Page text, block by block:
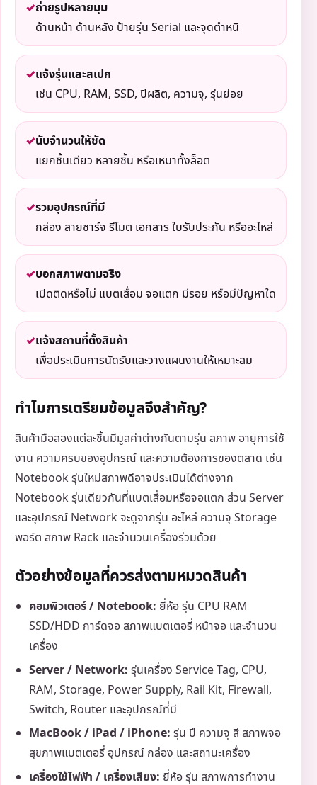
✓ถ่ายรูปหลายมุม
ด้านหน้า ด้านหลัง ป้ายรุ่น Serial และจุดตำหนิ
✓แจ้งรุ่นและสเปก
เช่น CPU, RAM, SSD, ปีผลิต, ความจุ, รุ่นย่อย
✓นับจำนวนให้ชัด
แยกชิ้นเดียว หลายชิ้น หรือเหมาทั้งล็อต
✓รวมอุปกรณ์ที่มี
กล่อง สายชาร์จ รีโมต เอกสาร ใบรับประกัน หรืออะไหล่
✓บอกสภาพตามจริง
เปิดติดหรือไม่ แบตเสื่อม จอแตก มีรอย หรือมีปัญหาใด
✓แจ้งสถานที่ตั้งสินค้า
เพื่อประเมินการนัดรับและวางแผนงานให้เหมาะสม
ทำไมการเตรียมข้อมูลจึงสำคัญ?
สินค้ามือสองแต่ละชิ้นมีมูลค่าต่างกันตามรุ่น สภาพ อายุการใช้
งาน ความครบของอุปกรณ์ และความต้องการของตลาด เช่น
Notebook รุ่นใหม่สภาพดีอาจประเมินได้ต่างจาก
Notebook รุ่นเดียวกันที่แบตเสื่อมหรือจอแตก ส่วน Server
และอุปกรณ์ Network จะดูจากรุ่น อะไหล่ ความจุ Storage
พอร์ต สภาพ Rack และจำนวนเครื่องร่วมด้วย
ตัวอย่างข้อมูลที่ควรส่งตามหมวดสินค้า
คอมพิวเตอร์ / Notebook: ยี่ห้อ รุ่น CPU RAM
SSD/HDD การ์ดจอ สภาพแบตเตอรี่ หน้าจอ และจำนวน
เครื่อง
Server / Network: รุ่นเครื่อง Service Tag, CPU,
RAM, Storage, Power Supply, Rail Kit, Firewall,
Switch, Router และอุปกรณ์ที่มี
MacBook / iPad / iPhone: รุ่น ปี ความจุ สี สภาพจอ
สุขภาพแบตเตอรี่ อุปกรณ์ กล่อง และสถานะเครื่อง
เครื่องใช้ไฟฟ้า / เครื่องเสียง: ยี่ห้อ รุ่น สภาพการทำงาน